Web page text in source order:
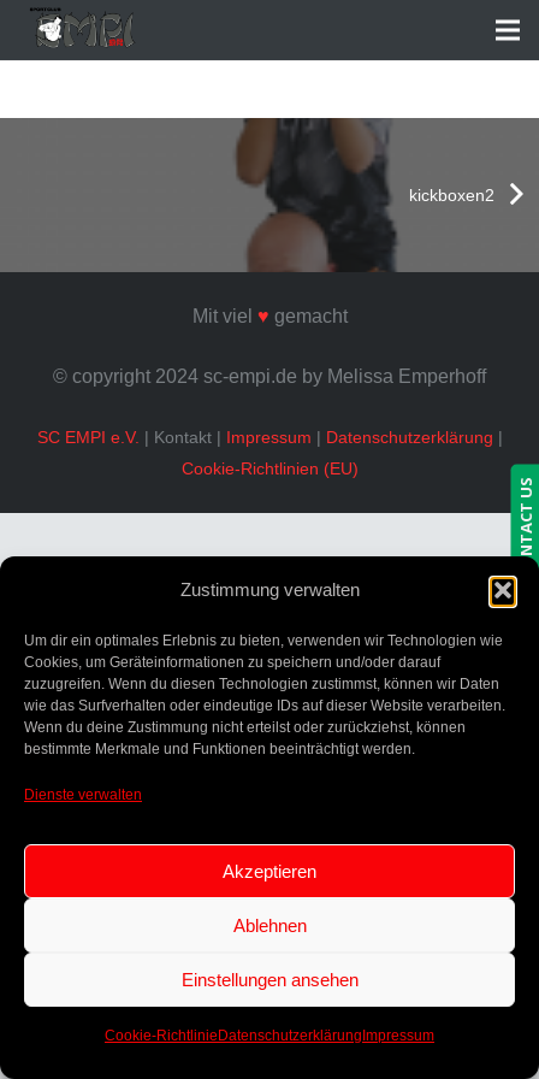
Zustimmung verwalten
Um dir ein optimales Erlebnis zu bieten, verwenden wir Technologien wie
Cookies, um Geräteinformationen zu speichern und/oder darauf
zuzugreifen. Wenn du diesen Technologien zustimmst, können wir Daten
wie das Surfverhalten oder eindeutige IDs auf dieser Website verarbeiten.
Wenn du deine Zustimmung nicht erteilst oder zurückziehst, können
bestimmte Merkmale und Funktionen beeinträchtigt werden.
Dienste verwalten
Akzeptieren
Ablehnen
Einstellungen ansehen
Cookie-Richtlinie Datenschutzerklärung Impressum
kickboxen2
Mit viel ♥ gemacht
© copyright 2024 sc-empi.de by Melissa Emperhoff
SC EMPI e.V. | Kontakt | Impressum | Datenschutzerklärung |
Cookie-Richtlinien (EU)
CONTACT US